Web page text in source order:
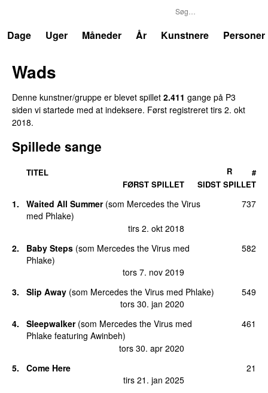
Dage
Uger Måneder År Kunstnere Personer
Wads
Denne kunstner/gruppe er blevet spillet 2.411 gange på P3
siden vi startede med at indeksere. Først registreret tirs 2. okt
2018.
Spillede sange
TITEL
FØRST SPILLET
SIDST SPILLET
R #
1. Waited All Summer (som Mercedes the Virus
med Phlake)
tirs 2. okt 2018
737
2. Baby Steps (som Mercedes the Virus med
Phlake)
tors 7. nov 2019
582
3. Slip Away (som Mercedes the Virus med Phlake)
tors 30. jan 2020
549
4. Sleepwalker (som Mercedes the Virus med
Phlake featuring Awinbeh)
tors 30. apr 2020
461
5.
Come Here
tirs 21. jan 2025
21